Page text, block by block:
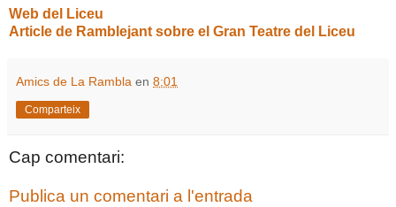
Web del Liceu
Article de Ramblejant sobre el Gran Teatre del Liceu
Amics de La Rambla en 8:01
Comparteix
Cap comentari:
Publica un comentari a l'entrada